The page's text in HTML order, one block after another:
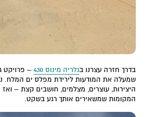
בדרך חזרה עצרנו בגלריה מינוס 430
– פרויקט
שמעלה את המודעות לירידת מפלס ים המלח.
היצירות, עוצרים, מצלמים, חושבים קצת –
המקומות שמשאירים אותך רגע בשקט.